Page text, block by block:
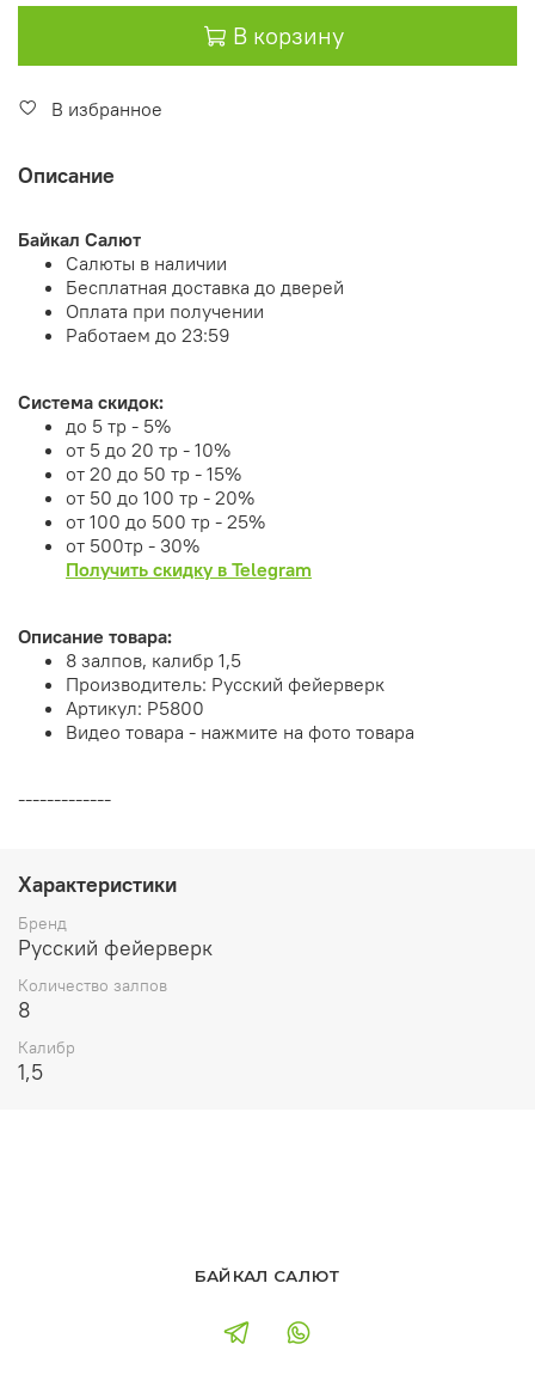
В корзину
В избранное
Описание
Байкал Салют
Салюты в наличии
Бесплатная доставка до дверей
Оплата при получении
Работаем до 23:59
Система скидок:
до 5 тр - 5%
от 5 до 20 тр - 10%
от 20 до 50 тр - 15%
от 50 до 100 тр - 20%
от 100 до 500 тр - 25%
от 500тр - 30%
Получить скидку в Telegram
Описание товара:
8 залпов, калибр 1,5
Производитель: Русский фейерверк
Артикул: Р5800
Видео товара - нажмите на фото товара
-------------
Характеристики
Бренд
Русский фейерверк
Количество залпов
8
Калибр
1,5
БАЙКАЛ САЛЮТ